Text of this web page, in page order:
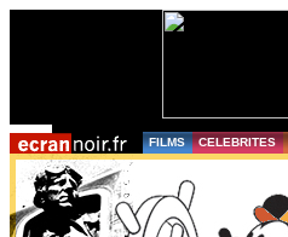
FILMS CELEBRITES